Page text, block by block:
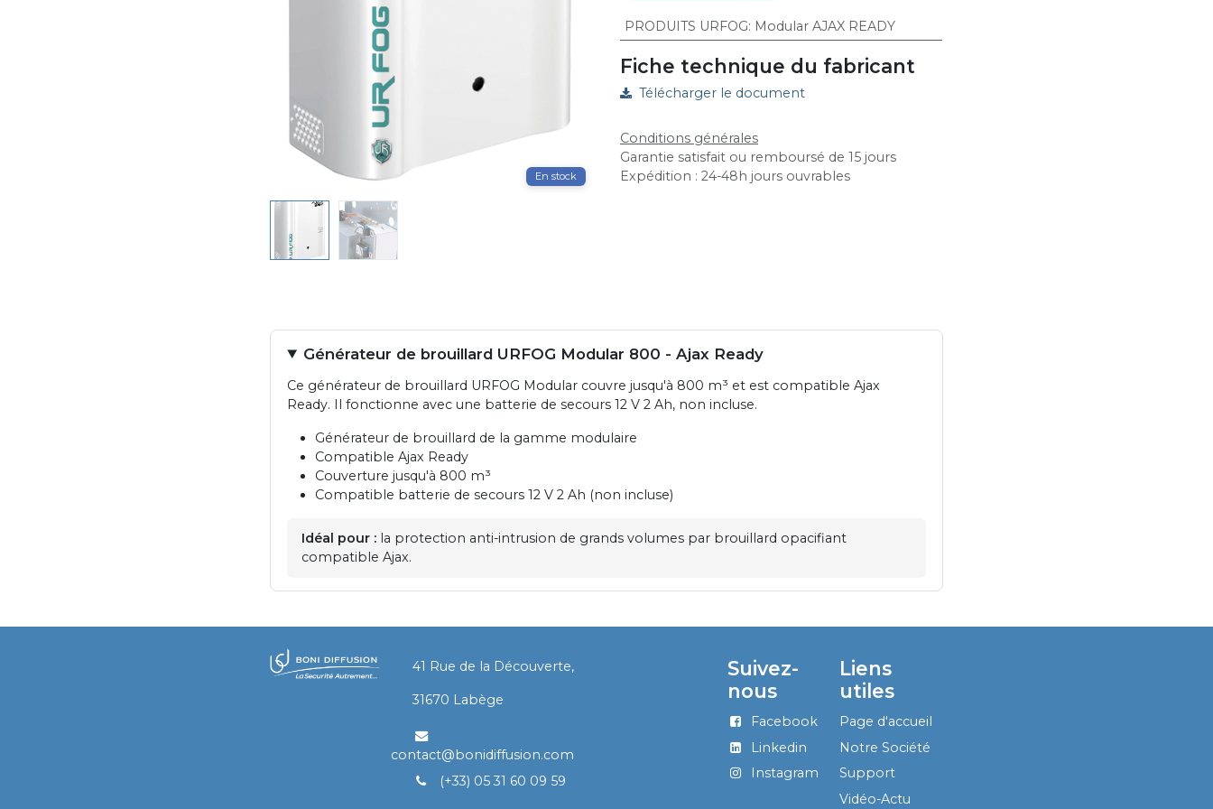
En stock
PRODUITS URFOG: Modular AJAX READY
Fiche technique du fabricant
Télécharger le document
Conditions générales
Garantie satisfait ou remboursé de 15 jours
Expédition : 24-48h jours ouvrables
Générateur de brouillard URFOG Modular 800 - Ajax Ready
Ce générateur de brouillard URFOG Modular couvre jusqu'à 800 m³ et est compatible Ajax
Ready. Il fonctionne avec une batterie de secours 12 V 2 Ah, non incluse.
Générateur de brouillard de la gamme modulaire
Compatible Ajax Ready
Couverture jusqu'à 800 m³
Compatible batterie de secours 12 V 2 Ah (non incluse)
Idéal pour : la protection anti-intrusion de grands volumes par brouillard opacifiant
compatible Ajax.
​41 Rue de la Découverte,
​31670 Labège
contact@bonidiffusion.com
(+33) 05 31 60 09 59
Liens
utiles
Page d'accueil
Notre Société
Support
Vidéo-Actu
Suivez-
nous
Facebook
Linkedin
Instagram